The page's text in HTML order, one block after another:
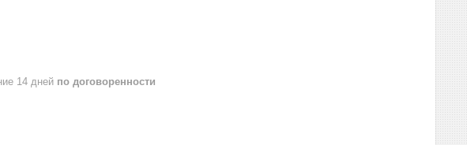
14 дней по договоренности